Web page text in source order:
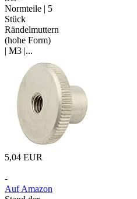
Normteile | 5
Stück
Rändelmuttern
(hohe Form)
| M3 |...
5,04 EUR
-
Auf Amazon